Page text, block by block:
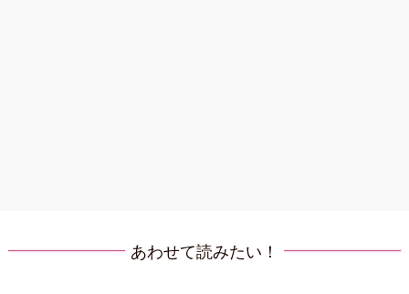
あわせて読みたい！